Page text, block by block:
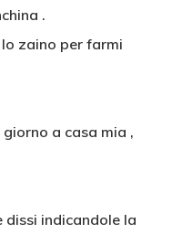
.
zaino per farmi
a casa mia ,
dissi indicandole la